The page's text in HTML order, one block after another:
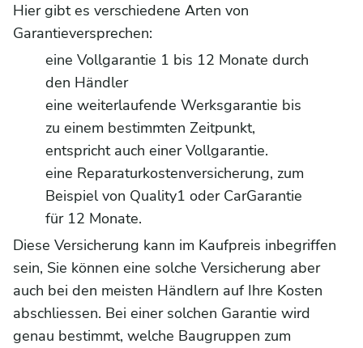
Hier gibt es verschiedene Arten von
Garantieversprechen:
eine Vollgarantie 1 bis 12 Monate durch
den Händler
eine weiterlaufende Werksgarantie bis
zu einem bestimmten Zeitpunkt,
entspricht auch einer Vollgarantie.
eine Reparaturkostenversicherung, zum
Beispiel von Quality1 oder CarGarantie
für 12 Monate.
Diese Versicherung kann im Kaufpreis inbegriffen
sein, Sie können eine solche Versicherung aber
auch bei den meisten Händlern auf Ihre Kosten
abschliessen. Bei einer solchen Garantie wird
genau bestimmt, welche Baugruppen zum